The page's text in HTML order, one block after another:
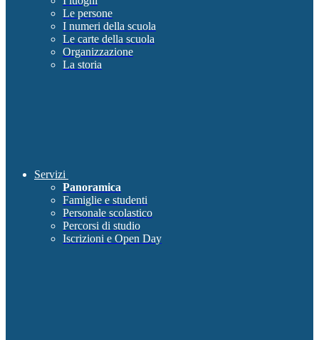
Le persone
I numeri della scuola
Le carte della scuola
Organizzazione
La storia
Servizi
Panoramica
Famiglie e studenti
Personale scolastico
Percorsi di studio
Iscrizioni e Open Day